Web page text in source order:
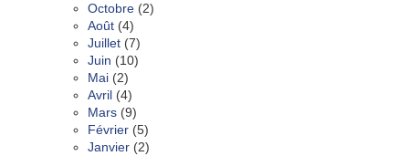
Octobre (2)
Août (4)
Juillet (7)
Juin (10)
Mai (2)
Avril (4)
Mars (9)
Février (5)
Janvier (2)